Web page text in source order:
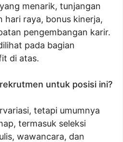
menarik, tunjangan
hari raya, bonus kinerja,
pengembangan karir.
pada bagian
di atas.
untuk posisi ini?
tetapi umumnya
termasuk seleksi
wawancara, dan